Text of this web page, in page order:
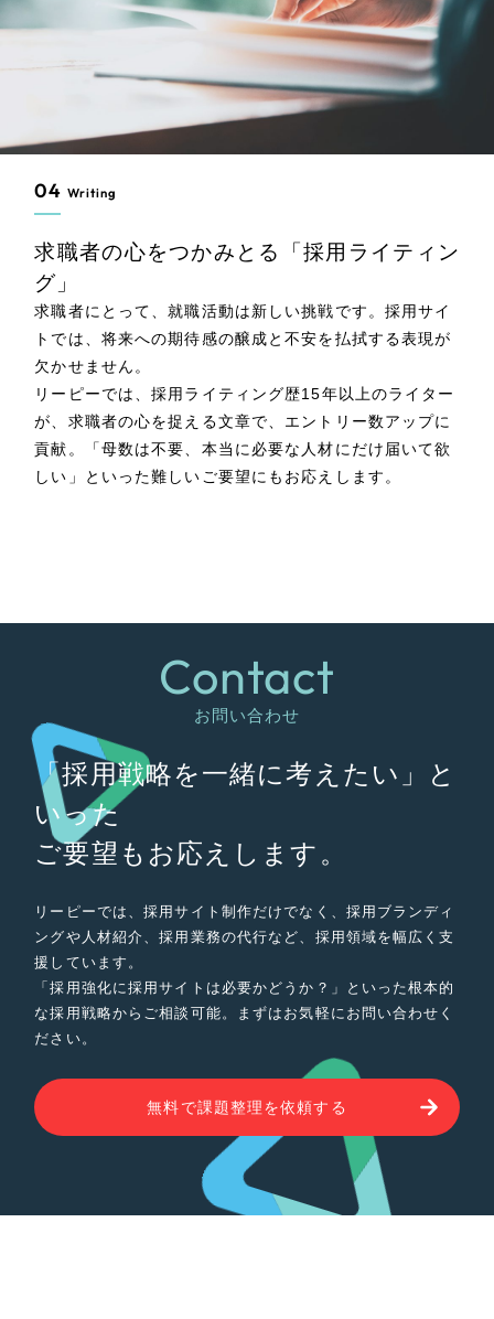
04 Writing
求職者の心をつかみとる「採用ライティン
グ」
求職者にとって、就職活動は新しい挑戦です。採用サイ
トでは、将来への期待感の醸成と不安を払拭する表現が
欠かせません。
リーピーでは、採用ライティング歴15年以上のライター
が、求職者の心を捉える文章で、エントリー数アップに
貢献。「母数は不要、本当に必要な人材にだけ届いて欲
しい」といった難しいご要望にもお応えします。
Contact
お問い合わせ
「採用戦略を一緒に考えたい」と
いった
ご要望もお応えします。
リーピーでは、採用サイト制作だけでなく、採用ブランディ
ングや人材紹介、採用業務の代行など、採用領域を幅広く支
援しています。
「採用強化に採用サイトは必要かどうか？」といった根本的
な採用戦略からご相談可能。まずはお気軽にお問い合わせく
ださい。
無料で課題整理を依頼する